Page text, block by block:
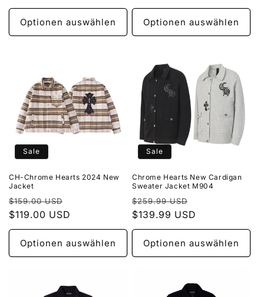
Optionen auswählen Optionen auswählen
Sale
CH-Chrome Hearts 2024 New
Jacket
Normaler
Preis
$159.00 USD
Verkaufspreis
$119.00 USD
Optionen auswählen
Sale
Chrome Hearts New Cardigan
Sweater Jacket M904
Normaler
Preis
$259.99 USD
$139.99 USD
Optionen auswählen